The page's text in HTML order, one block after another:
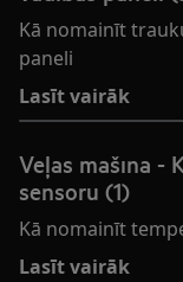
Kā nomainīt
paneli
Lasīt vairāk
Veļas mašīna -
sensoru (1)
Kā nomainīt
Lasīt vairāk